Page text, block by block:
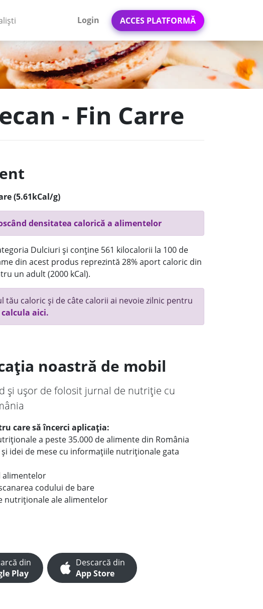
Login ACCES PLATFORMĂ
- Fin Carre
(5.61kCal/g)
densitatea calorică a alimentelor
Dulciuri și conține 561 kilocalorii la 100 de
din acest produs reprezintă 28% aport caloric din
un adult (2000 kCal).
tău caloric și de câte calorii ai nevoie zilnic pentru
aici.
noastră de mobil
și ușor de folosit jurnal de nutriție cu
care să încerci aplicația:
a peste 35.000 de alimente din România
idei de mese cu informațiile nutriționale gata
alimentelor
codului de bare
nutriționale ale alimentelor
din
Play
Descarcă din
App Store